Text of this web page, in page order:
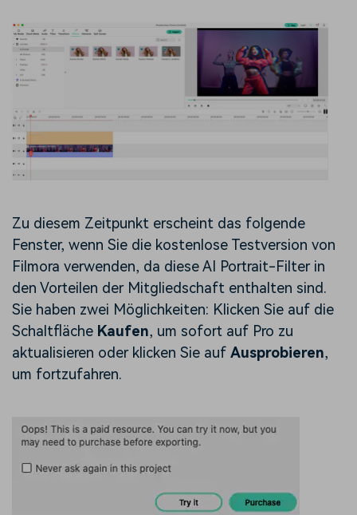
Zu diesem Zeitpunkt erscheint das folgende
Fenster, wenn Sie die kostenlose Testversion von
Filmora verwenden, da diese AI Portrait-Filter in
den Vorteilen der Mitgliedschaft enthalten sind.
Sie haben zwei Möglichkeiten: Klicken Sie auf die
Schaltfläche Kaufen, um sofort auf Pro zu
aktualisieren oder klicken Sie auf Ausprobieren,
um fortzufahren.